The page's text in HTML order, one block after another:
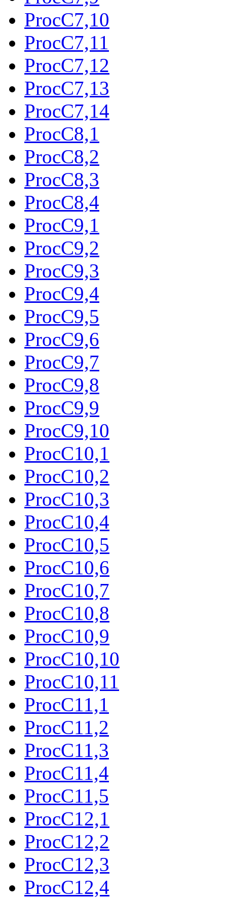
ProcC7,10
ProcC7,11
ProcC7,12
ProcC7,13
ProcC7,14
ProcC8,1
ProcC8,2
ProcC8,3
ProcC8,4
ProcC9,1
ProcC9,2
ProcC9,3
ProcC9,4
ProcC9,5
ProcC9,6
ProcC9,7
ProcC9,8
ProcC9,9
ProcC9,10
ProcC10,1
ProcC10,2
ProcC10,3
ProcC10,4
ProcC10,5
ProcC10,6
ProcC10,7
ProcC10,8
ProcC10,9
ProcC10,10
ProcC10,11
ProcC11,1
ProcC11,2
ProcC11,3
ProcC11,4
ProcC11,5
ProcC12,1
ProcC12,2
ProcC12,3
ProcC12,4